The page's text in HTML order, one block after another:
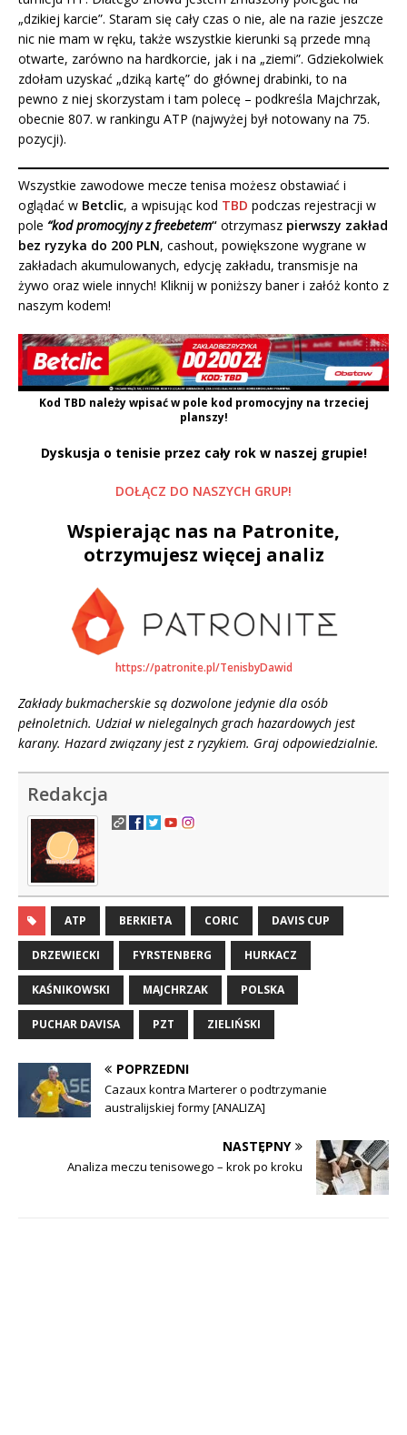
„dzikiej karcie”. Staram się cały czas o nie, ale na razie jeszcze
nic nie mam w ręku, także wszystkie kierunki są przede mną
otwarte, zarówno na hardkorcie, jak i na „ziemi”. Gdziekolwiek
zdołam uzyskać „dziką kartę” do głównej drabinki, to na
pewno z niej skorzystam i tam polecę – podkreśla Majchrzak,
obecnie 807. w rankingu ATP (najwyżej był notowany na 75.
pozycji).
Wszystkie zawodowe mecze tenisa możesz obstawiać i
oglądać w Betclic, a wpisując kod TBD podczas rejestracji w
pole “kod promocyjny z freebetem“ otrzymasz pierwszy zakład
bez ryzyka do 200 PLN, cashout, powiększone wygrane w
zakładach akumulowanych, edycję zakładu, transmisje na
żywo oraz wiele innych! Kliknij w poniższy baner i załóż konto z
naszym kodem!
Kod TBD należy wpisać w pole kod promocyjny na trzeciej
planszy!
Dyskusja o tenisie przez cały rok w naszej grupie!
DOŁĄCZ DO NASZYCH GRUP!
Wspierając nas na Patronite,
otrzymujesz więcej analiz
https://patronite.pl/TenisbyDawid
Zakłady bukmacherskie są dozwolone jedynie dla osób
pełnoletnich. Udział w nielegalnych grach hazardowych jest
karany. Hazard związany jest z ryzykiem. Graj odpowiedzialnie.
Redakcja
ATP BERKIETA CORIC DAVIS CUP
DRZEWIECKI FYRSTENBERG HURKACZ
KAŚNIKOWSKI MAJCHRZAK POLSKA
PUCHAR DAVISA PZT ZIELIŃSKI
POPRZEDNI
Cazaux kontra Marterer o podtrzymanie
australijskiej formy [ANALIZA]
NASTĘPNY
Analiza meczu tenisowego – krok po kroku